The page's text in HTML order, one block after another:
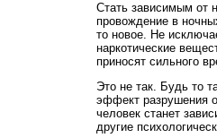
Стать зависимым от
провождение в
то новое. Не
наркотические
приносят сильного
Это не так. Будь то
эффект разрушения
человек станет
другие